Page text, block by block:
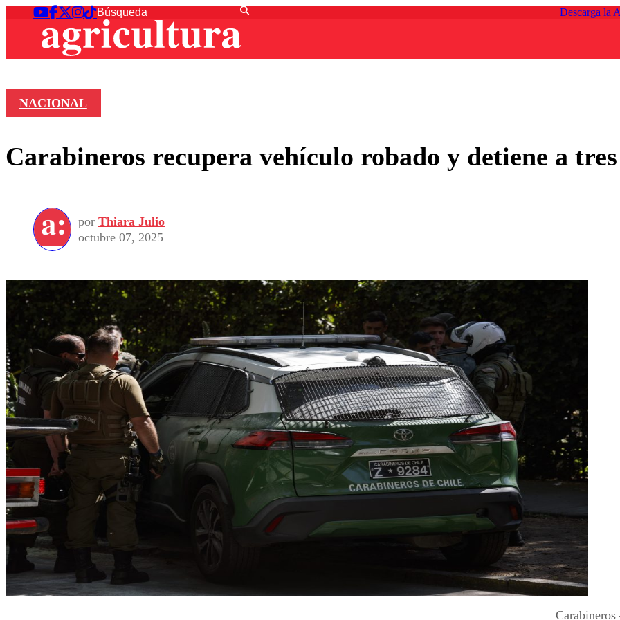
Descarga la
NACIONAL
Carabineros recupera vehículo robado y detiene a
por Thiara Julio
octubre 07, 2025